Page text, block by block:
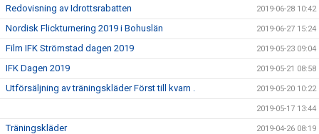
Redovisning av Idrottsrabatten 2019-06-28 10:42
Nordisk Flickturnering 2019 i Bohuslän 2019-06-27 15:24
Film IFK Strömstad dagen 2019 2019-05-23 09:04
IFK Dagen 2019 2019-05-21 08:58
Utförsäljning av träningskläder Först till kvarn . 2019-05-20 10:22
2019-05-17 13:44
Träningskläder 2019-04-26 08:19